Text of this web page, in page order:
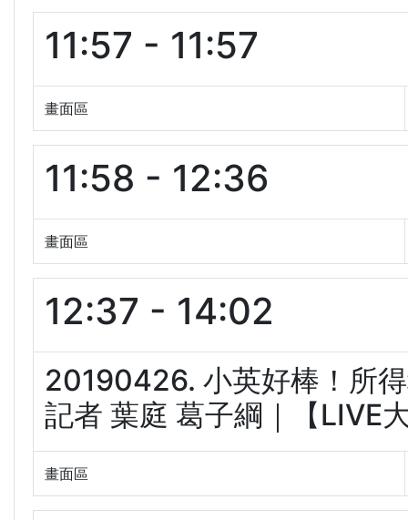
11:57 - 11:57
畫面區
11:58 - 12:36
畫面區
12:37 - 14:02
20190426. 小英好棒！所
記者 葉庭 葛子綱｜【LIVE
畫面區